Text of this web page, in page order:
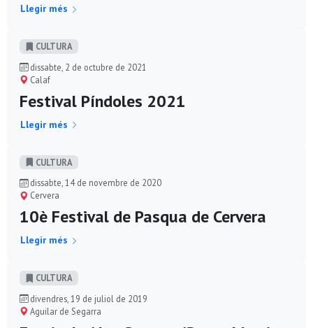
Llegir més
CULTURA
dissabte, 2 de octubre de 2021
Calaf
Festival Píndoles 2021
Llegir més
CULTURA
dissabte, 14 de novembre de 2020
Cervera
10è Festival de Pasqua de Cervera
Llegir més
CULTURA
divendres, 19 de juliol de 2019
Aguilar de Segarra